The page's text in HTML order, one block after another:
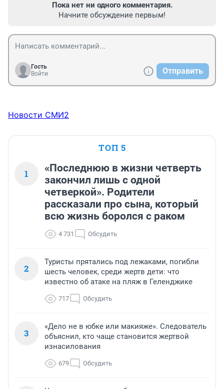
Пока нет ни одного комментария.
Начните обсуждение первым!
Гость
Войти
Отправить
Новости СМИ2
ТОП 5
1
«Последнюю в жизни четверть
закончил лишь с одной
четверкой». Родители
рассказали про сына, который
всю жизнь боролся с раком
4 731 Обсудить
2
Туристы прятались под лежаками, погибли
шесть человек, среди жертв дети: что
известно об атаке на пляж в Геленджике
717 Обсудить
3
«Дело не в юбке или макияже». Следователь
объяснил, кто чаще становится жертвой
изнасилования
679 Обсудить